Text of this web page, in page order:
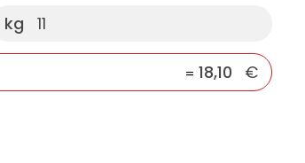
kg
11
= 18,10 €